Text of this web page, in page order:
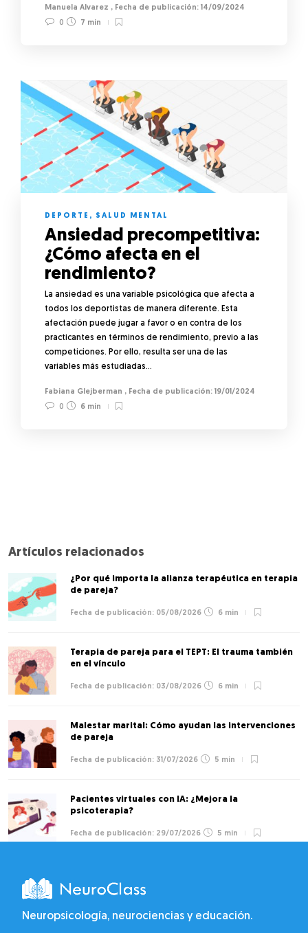
Manuela Alvarez ,
14/09/2024
0
7 min
DEPORTE , SALUD MENTAL
Ansiedad precompetitiva:
¿Cómo afecta en el
rendimiento?
La ansiedad es una variable psicológica que afecta a
todos los deportistas de manera diferente. Esta
afectación puede jugar a favor o en contra de los
practicantes en términos de rendimiento, previo a las
competiciones. Por ello, resulta ser una de las
variables más estudiadas…
Fabiana Glejberman ,
19/01/2024
0
6 min
Artículos relacionados
¿Por qué importa la alianza terapéutica en terapia
de pareja?
05/08/2026 6 min
Terapia de pareja para el TEPT: El trauma también
en el vínculo
03/08/2026 6 min
Malestar marital: Cómo ayudan las intervenciones
de pareja
31/07/2026 5 min
Pacientes virtuales con IA: ¿Mejora la
psicoterapia?
29/07/2026 5 min
Neuropsicología, neurociencias y educación.